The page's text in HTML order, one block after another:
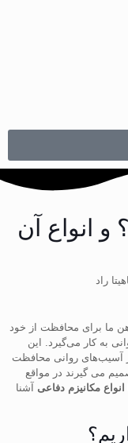
انواع آن
ما برای محافظت از خود
به کار می‌گیرد. این
آسیب‌های روانی محافظت
می گیرند در مواقع
انواع مکانیزم دفاعی آشنا